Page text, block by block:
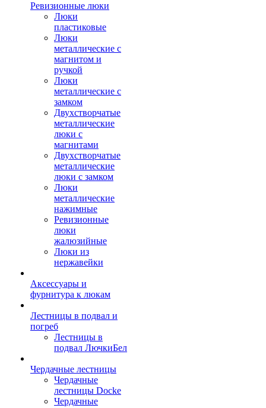
Ревизионные люки
Люки
пластиковые
Люки
металлические с
магнитом и
ручкой
Люки
металлические с
замком
Двухстворчатые
металлические
люки с
магнитами
Двухстворчатые
металлические
люки с замком
Люки
металлические
нажимные
Ревизионные
люки
жалюзийные
Люки из
нержавейки
Аксессуары и
фурнитура к люкам
Лестницы в подвал и
погреб
Лестницы в
подвал ЛючкиБел
Чердачные лестницы
Чердачные
лестницы Docke
Чердачные